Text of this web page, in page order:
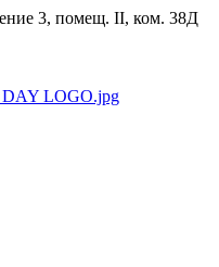
3, помещ. II, ком. 38Д